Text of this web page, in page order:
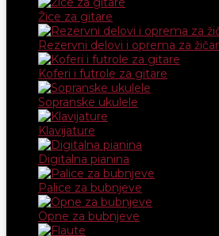
Žice za gitare
Rezervni delovi i oprema za
Koferi i futrole za gitare
Sopranske ukulele
Klavijature
Digitalna pianina
Palice za bubnjeve
Opne za bubnjeve